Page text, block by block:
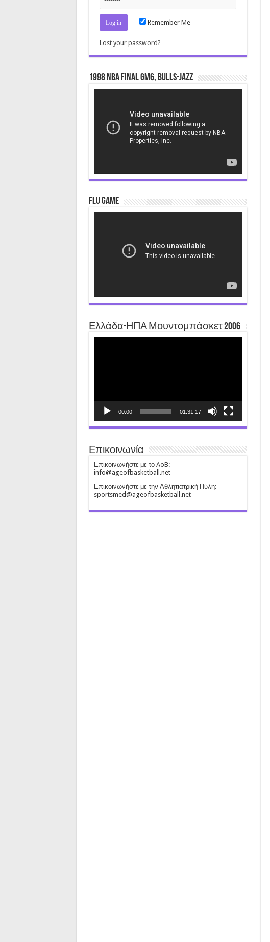
Remember Me
Lost your password?
1998 NBA Final gm6, Bulls-Jazz
Flu Game
Ελλάδα-ΗΠΑ Μουντομπάσκετ 2006
00:00 01:31:17
Επικοινωνία
Επικοινωνήστε με το AoB:
info@ageofbasketball.net
Επικοινωνήστε με την Αθλητιατρική Πύλη:
sportsmed@ageofbasketball.net